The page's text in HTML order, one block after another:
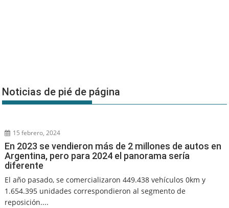
Noticias de pié de página
15 febrero, 2024
En 2023 se vendieron más de 2 millones de autos en
Argentina, pero para 2024 el panorama sería
diferente
El año pasado, se comercializaron 449.438 vehículos 0km y
1.654.395 unidades correspondieron al segmento de
reposición....